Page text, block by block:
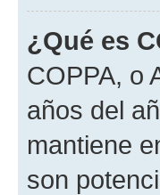
¿Qué es
COPPA, o
años del
mantiene
son